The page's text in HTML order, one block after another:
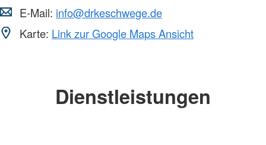
E-Mail: info@drkeschwege.de
Karte: Link zur Google Maps Ansicht
Dienstleistungen